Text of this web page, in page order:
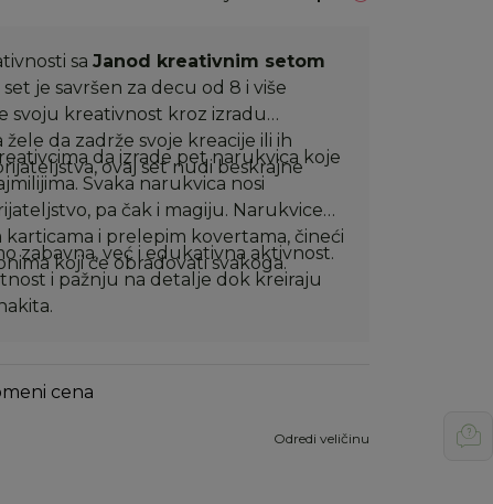
sa Janod kreativnim setom
set je savršen za decu od 8 i više
svoju kreativnost kroz izradu
da zadrže svoje kreacije ili ih
ovaj set nudi beskrajne
da izrade pet narukvica koje
Svaka narukvica nosi
pa čak i magiju. Narukvice
karticama i prelepim kovertama, čineći
koji će obradovati svakoga.
zabavna, već i edukativna aktivnost.
i pažnju na detalje dok kreiraju
cena
Odredi veličinu